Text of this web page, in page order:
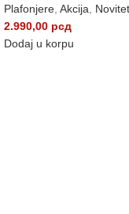
Plafonjere Akcija
2.990,00 рсд
Dodaj u korpu